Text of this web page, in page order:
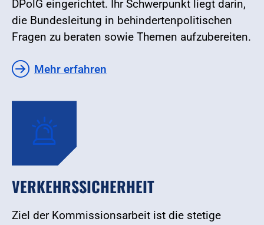
DPolG eingerichtet. Ihr Schwerpunkt liegt darin,
die Bundesleitung in behindertenpolitischen
Fragen zu beraten sowie Themen aufzubereiten.
Mehr erfahren
VERKEHRSSICHERHEIT
Ziel der Kommissionsarbeit ist die stetige